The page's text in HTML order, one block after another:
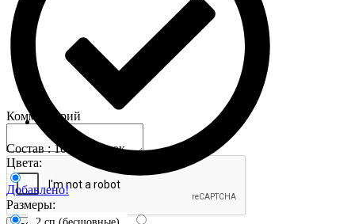
Добавлено!
Состав : 100% хлопок
Цвета:
Размеры:
Комментарий